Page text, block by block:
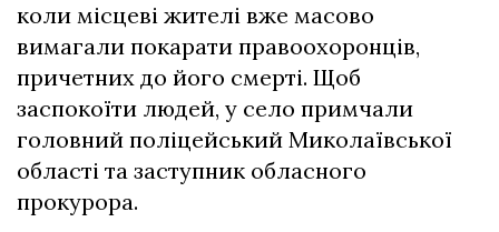
коли місцеві жителі вже масово
вимагали покарати правоохоронців,
причетних до його смерті. Щоб
заспокоїти людей, у село примчали
головний поліцейський Миколаївської
області та заступник обласного
прокурора.